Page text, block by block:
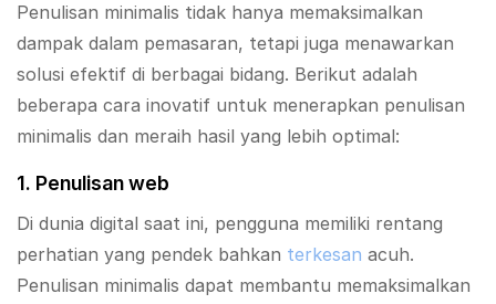
Penulisan minimalis tidak hanya memaksimalkan
dampak dalam pemasaran, tetapi juga menawarkan
solusi efektif di berbagai bidang. Berikut adalah
beberapa cara inovatif untuk menerapkan penulisan
minimalis dan meraih hasil yang lebih optimal:
1. Penulisan web
Di dunia digital saat ini, pengguna memiliki rentang
perhatian yang pendek bahkan terkesan acuh.
Penulisan minimalis dapat membantu memaksimalkan